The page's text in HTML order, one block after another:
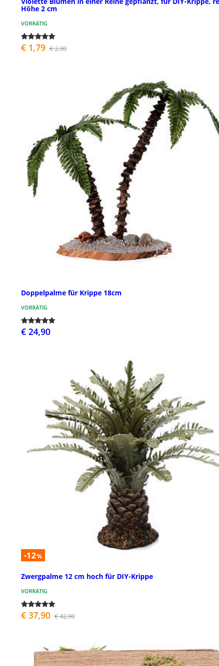
Höhe 2 cm
VORRÄTIG
€ 1,79 € 2,90
Doppelpalme für Krippe 18cm
VORRÄTIG
€ 24,90
-12%
Zwergpalme 12 cm hoch für DIY-Krippe
VORRÄTIG
€ 37,90 € 42,90